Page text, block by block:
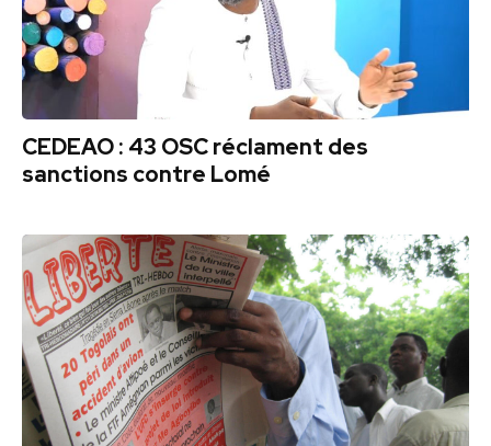
CEDEAO : 43 OSC réclament des
sanctions contre Lomé